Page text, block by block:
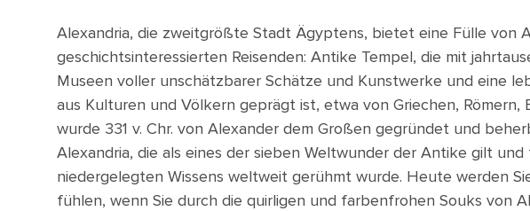
Alexandria, die zweitgrößte Stadt Ägyptens, bietet eine Fülle von
geschichtsinteressierten Reisenden: Antike Tempel, die mit
Museen voller unschätzbarer Schätze und Kunstwerke und eine
aus Kulturen und Völkern geprägt ist, etwa von Griechen,
wurde 331 v. Chr. von Alexander dem Großen gegründet und
Alexandria, die als eines der sieben Weltwunder der Antike gilt
niedergelegten Wissens weltweit gerühmt wurde. Heute werden
fühlen, wenn Sie durch die quirligen und farbenfrohen Souks von